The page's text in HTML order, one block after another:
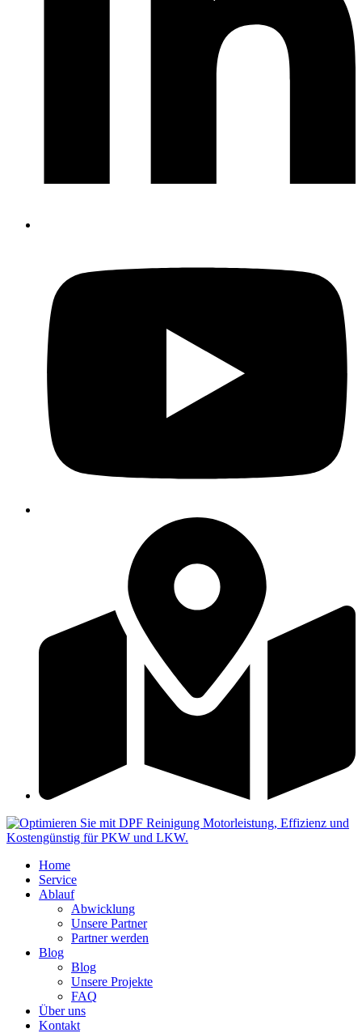
Home
Service
Ablauf
Abwicklung
Unsere Partner
Partner werden
Blog
Blog
Unsere Projekte
FAQ
Über uns
Kontakt